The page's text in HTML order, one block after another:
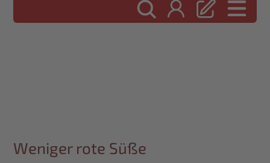
Weniger rote Süße